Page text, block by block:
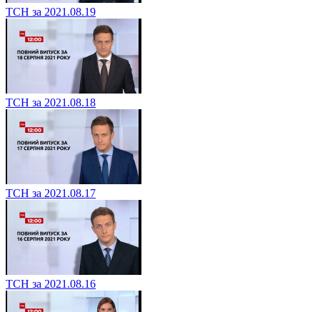
ТСН за 2021.08.19
ТСН за 2021.08.18
ТСН за 2021.08.17
ТСН за 2021.08.16